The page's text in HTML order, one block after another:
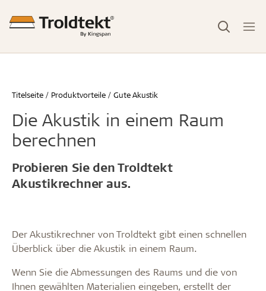
Titelseite Produktvorteile Gute Akustik
Die Akustik in einem Raum
berechnen
Probieren Sie den Troldtekt
Akustikrechner aus.
Der Akustikrechner von Troldtekt gibt einen schnellen
Überblick über die Akustik in einem Raum.
Wenn Sie die Abmessungen des Raums und die von
Ihnen gewählten Materialien eingeben, erstellt der